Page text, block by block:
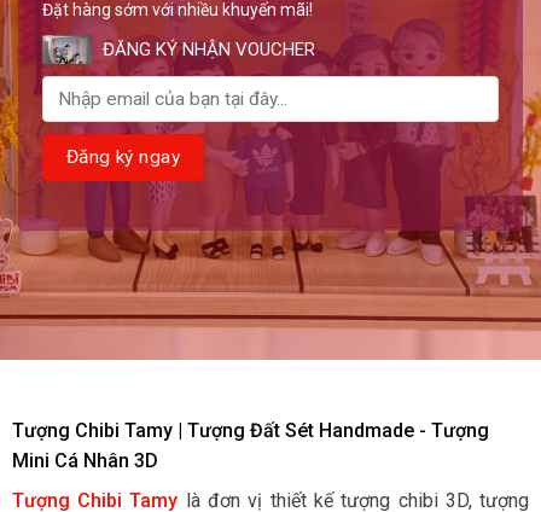
Đặt hàng sớm với nhiều khuyến mãi!
ĐĂNG KÝ NHẬN VOUCHER
Tượng Chibi Tamy | Tượng Đất Sét Handmade - Tượng
Mini Cá Nhân 3D
Tượng Chibi Tamy là đơn vị thiết kế tượng chibi 3D, tượng